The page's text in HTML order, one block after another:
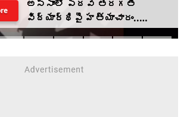
అస్సాంలో పదవ తరగతి
విద్యార్థిపై హత్యాచారం..
ఫంక్షన్‌కు వెళ్లిన తల్లి..